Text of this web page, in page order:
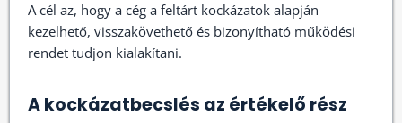
A cél az, hogy a cég a feltárt kockázatok alapján
kezelhető, visszakövethető és bizonyítható működési
rendet tudjon kialakítani.
A kockázatbecslés az értékelő rész